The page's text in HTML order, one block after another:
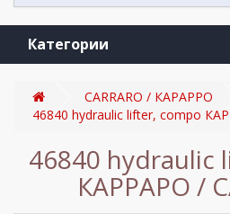
Категории
CARRARO / КАРАРРО
46840 hydraulic lifter, compo
46840 hydraulic
КАРРАРО /